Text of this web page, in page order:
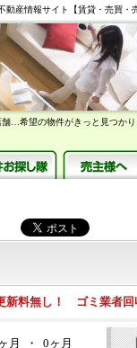
産情報サイト【賃貸・売買・
…希望の物件がきっと見つかり
料無し！ ゴミ業者回
月 ・ 0ヶ月